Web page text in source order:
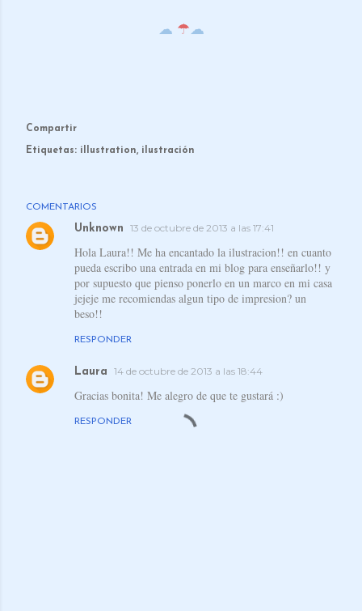
☁ ☂☁
Compartir
Etiquetas: illustration ilustración
COMENTARIOS
Unknown 13 de octubre de 2013 a las 17:41
Hola Laura!! Me ha encantado la ilustracion!! en cuanto
pueda escribo una entrada en mi blog para enseñarlo!! y
por supuesto que pienso ponerlo en un marco en mi casa
jejeje me recomiendas algun tipo de impresion? un
beso!!
RESPONDER
Laura 14 de octubre de 2013 a las 18:44
Gracias bonita! Me alegro de que te gustará :)
RESPONDER